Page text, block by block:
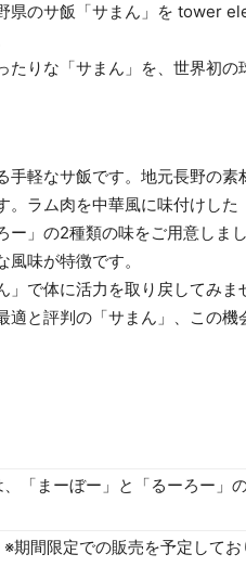
県のサ飯「サまん」を tower
りな「サまん」を、世界初の
手軽なサ飯です。地元長野の
。ラム肉を中華風に味付けし
ー」の2種類の味をご用意しま
味が特徴です。
で体に活力を取り戻してみま
と評判の「サまん」、この機
「まーぼー」と「るーろー」の
間限定での販売を予定してお